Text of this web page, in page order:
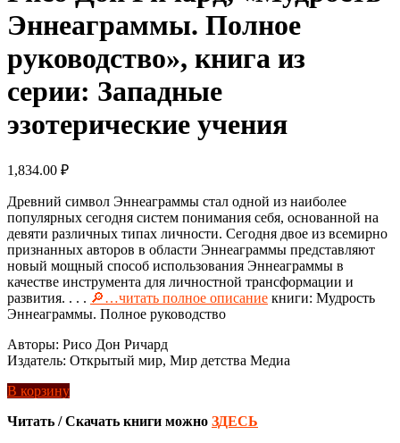
Эннеаграммы. Полное
руководство», книга из
серии: Западные
эзотерические учения
1,834.00 ₽
Древний символ Эннеаграммы стал одной из наиболее
популярных сегодня систем понимания себя, основанной на
девяти различных типах личности. Сегодня двое из всемирно
признанных авторов в области Эннеаграммы представляют
новый мощный способ использования Эннеаграммы в
качестве инструмента для личностной трансформации и
развития. . . . 🔎…читать полное описание книги: Мудрость
Эннеаграммы. Полное руководство
Авторы: Рисо Дон Ричард
Издатель: Открытый мир, Мир детства Медиа
В корзину
Читать / Скачать книги можно ЗДЕСЬ